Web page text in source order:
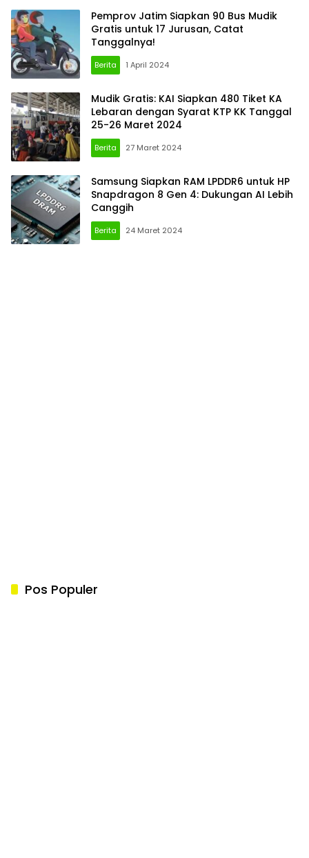
Pemprov Jatim Siapkan 90 Bus Mudik
Gratis untuk 17 Jurusan, Catat
Tanggalnya!
Berita 1 April 2024
Mudik Gratis: KAI Siapkan 480 Tiket KA
Lebaran dengan Syarat KTP KK Tanggal
25-26 Maret 2024
Berita 27 Maret 2024
Samsung Siapkan RAM LPDDR6 untuk HP
Snapdragon 8 Gen 4: Dukungan AI Lebih
Canggih
Berita 24 Maret 2024
Pos Populer